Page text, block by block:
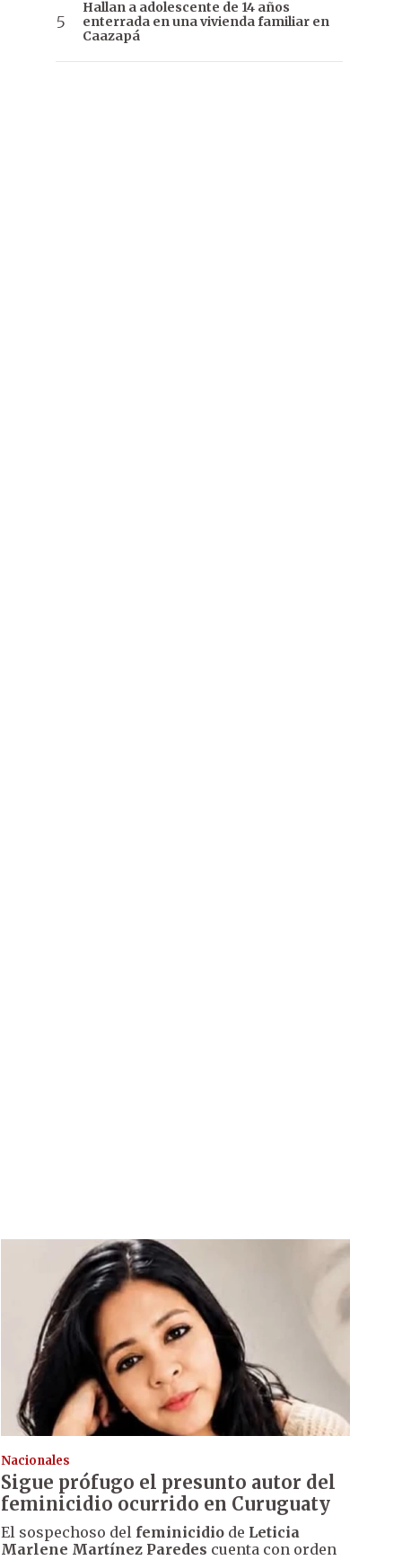
Hallan a adolescente de 14 años
enterrada en una vivienda familiar en
Caazapá
Nacionales
Sigue prófugo el presunto autor del
feminicidio ocurrido en Curuguaty
El sospechoso del feminicidiode Leticia
Marlene Martínez Paredes cuenta con orden